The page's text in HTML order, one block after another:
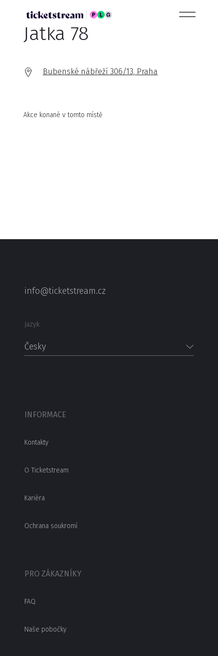
Jatka 78
Bubenské nábřeží 306/13, Praha
Akce konané v tomto místě
info@ticketstream.cz
Jazyk
Česky
INFORMACE
Kontakty
O Ticketstream
Kariéra
Ochrana soukromí
PRO ZÁKAZNÍKY
FAQ
Naše pobočky